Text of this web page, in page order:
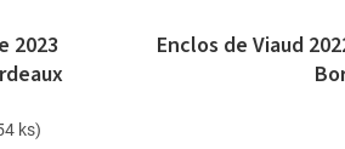
2023
ks)
Enclos de Viaud